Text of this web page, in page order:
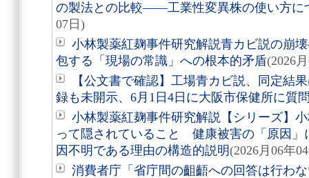
の製法との比較――工業性変異株の使い方に
07日)
小林製薬紅麹事件研究解説青カビ説の崩
包する「現場の常識」への根本的矛盾(2026
【公文書で確認】工場青カビ説、同定結
録も未開示、6月1日4日に大阪市保健所に質
小林製薬紅麹事件研究解説【シリーズ】
って隠されていること 健康被害の「原因」
因不明である理由の構造的説明(2026月06年
消費者庁「省庁間の齟齬への回答は行わ